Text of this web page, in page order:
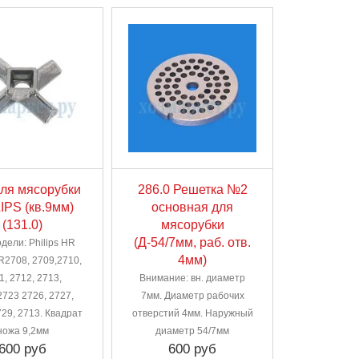
мясорубки
(кв.9мм)
(131.0)
Philips HR
2709,2710,
2712, 2713,
2726, 2727,
2713. Квадрат
9,2мм
руб
286.0 Решетка №2
основная для
мясорубки
(Д-54/7мм, раб. отв.
4мм)
Внимание: вн. диаметр
7мм. Диаметр рабочих
отверстий 4мм. Наружный
диаметр 54/7мм
600 руб